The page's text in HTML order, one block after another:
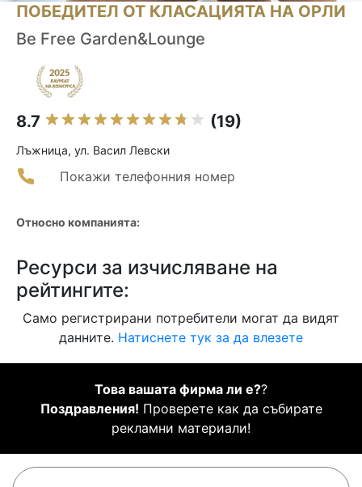
ПОБЕДИТЕЛ ОТ КЛАСАЦИЯТА НА ОРЛИ
Be Free Garden&Lounge
8.7 (19)
Лъжница, ул. Васил Левски
Покажи телефонния номер
Относно компанията:
Ресурси за изчисляване на
рейтингите:
Само регистрирани потребители могат да видят
данните. Натиснете тук за да влезете
Това вашата фирма ли е??
Поздравления! Проверете как да събирате
рекламни материали!